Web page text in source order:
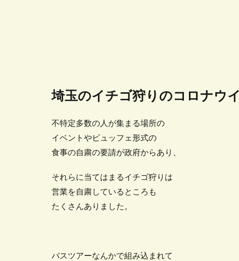
埼玉のイチゴ狩りのコロナウ
不特定多数の人が集まる場所の
イベントやビュッフェ形式の
食事の自粛の要請が政府からあり、
それらに当てはまるイチゴ狩りは
営業を自粛しているところも
たくさんありました。
バスツアーなんかで組み込まれて